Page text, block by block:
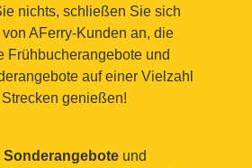
nichts, schließen Sie sich
AFerry-Kunden an, die
Frühbucherangebote und
auf einer Vielzahl
genießen!
Sonderangebote und